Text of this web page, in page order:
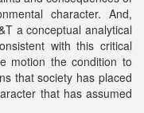
character. And,
a conceptual analytical
with this critical
motion the condition to
that society has placed
that has assumed